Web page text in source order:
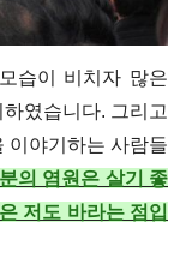
습이 비치자 많은
였습니다. 그리고
이야기하는 사람들
의 염원은 살기 좋
저도 바라는 점입